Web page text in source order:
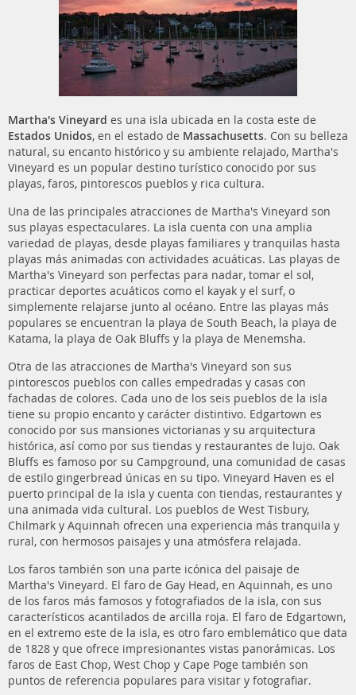
Martha's Vineyard es una isla ubicada en la costa este de
Estados Unidos, en el estado de Massachusetts. Con su belleza
natural, su encanto histórico y su ambiente relajado, Martha's
Vineyard es un popular destino turístico conocido por sus
playas, faros, pintorescos pueblos y rica cultura.
Una de las principales atracciones de Martha's Vineyard son
sus playas espectaculares. La isla cuenta con una amplia
variedad de playas, desde playas familiares y tranquilas hasta
playas más animadas con actividades acuáticas. Las playas de
Martha's Vineyard son perfectas para nadar, tomar el sol,
practicar deportes acuáticos como el kayak y el surf, o
simplemente relajarse junto al océano. Entre las playas más
populares se encuentran la playa de South Beach, la playa de
Katama, la playa de Oak Bluffs y la playa de Menemsha.
Otra de las atracciones de Martha's Vineyard son sus
pintorescos pueblos con calles empedradas y casas con
fachadas de colores. Cada uno de los seis pueblos de la isla
tiene su propio encanto y carácter distintivo. Edgartown es
conocido por sus mansiones victorianas y su arquitectura
histórica, así como por sus tiendas y restaurantes de lujo. Oak
Bluffs es famoso por su Campground, una comunidad de casas
de estilo gingerbread únicas en su tipo. Vineyard Haven es el
puerto principal de la isla y cuenta con tiendas, restaurantes y
una animada vida cultural. Los pueblos de West Tisbury,
Chilmark y Aquinnah ofrecen una experiencia más tranquila y
rural, con hermosos paisajes y una atmósfera relajada.
Los faros también son una parte icónica del paisaje de
Martha's Vineyard. El faro de Gay Head, en Aquinnah, es uno
de los faros más famosos y fotografiados de la isla, con sus
característicos acantilados de arcilla roja. El faro de Edgartown,
en el extremo este de la isla, es otro faro emblemático que data
de 1828 y que ofrece impresionantes vistas panorámicas. Los
faros de East Chop, West Chop y Cape Poge también son
puntos de referencia populares para visitar y fotografiar.